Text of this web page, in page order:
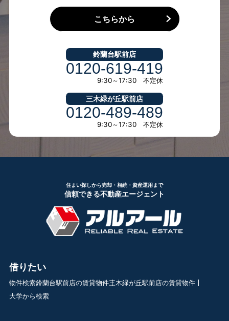
こちらから
鈴蘭台駅前店
0120-619-419
9:30～17:30 不定休
三木緑が丘駅前店
0120-489-489
9:30～17:30 不定休
住まい探しから売却・相続・資産運用まで
信頼できる不動産エージェント
借りたい
物件検索鈴蘭台駅前店の賃貸物件三木緑が丘駅前店の賃貸物件
大学から検索